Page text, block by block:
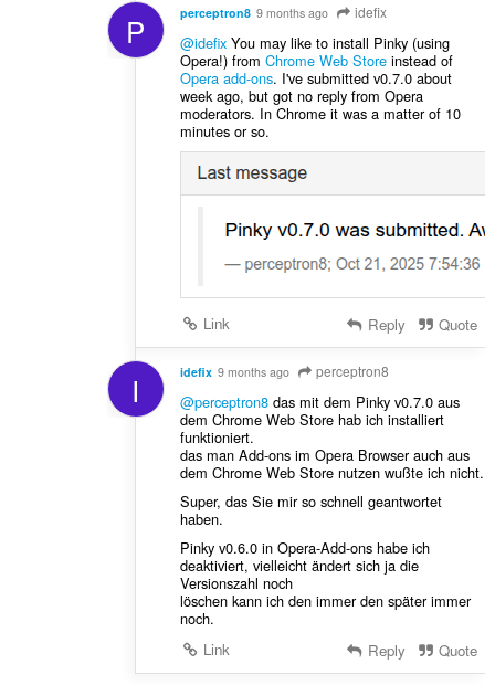
P perceptron8 9 months ago idefix
@idefixYou may like to install Pinky (using
Opera!) from Chrome Web Storeinstead of
Opera add-ons. I've submitted v0.7.0 about
week ago, but got no reply from Opera
moderators. In Chrome it was a matter of 10
minutes or so.
Link Reply Quote
I idefix 9 months ago perceptron8
@perceptron8das mit dem Pinky v0.7.0 aus
dem Chrome Web Store hab ich installiert
funktioniert.
das man Add-ons im Opera Browser auch aus
dem Chrome Web Store nutzen wußte ich nicht.
Super, das Sie mir so schnell geantwortet
haben.
Pinky v0.6.0 in Opera-Add-ons habe ich
deaktiviert, vielleicht ändert sich ja die
Versionszahl noch
löschen kann ich den immer den später immer
noch.
Link
Reply Quote